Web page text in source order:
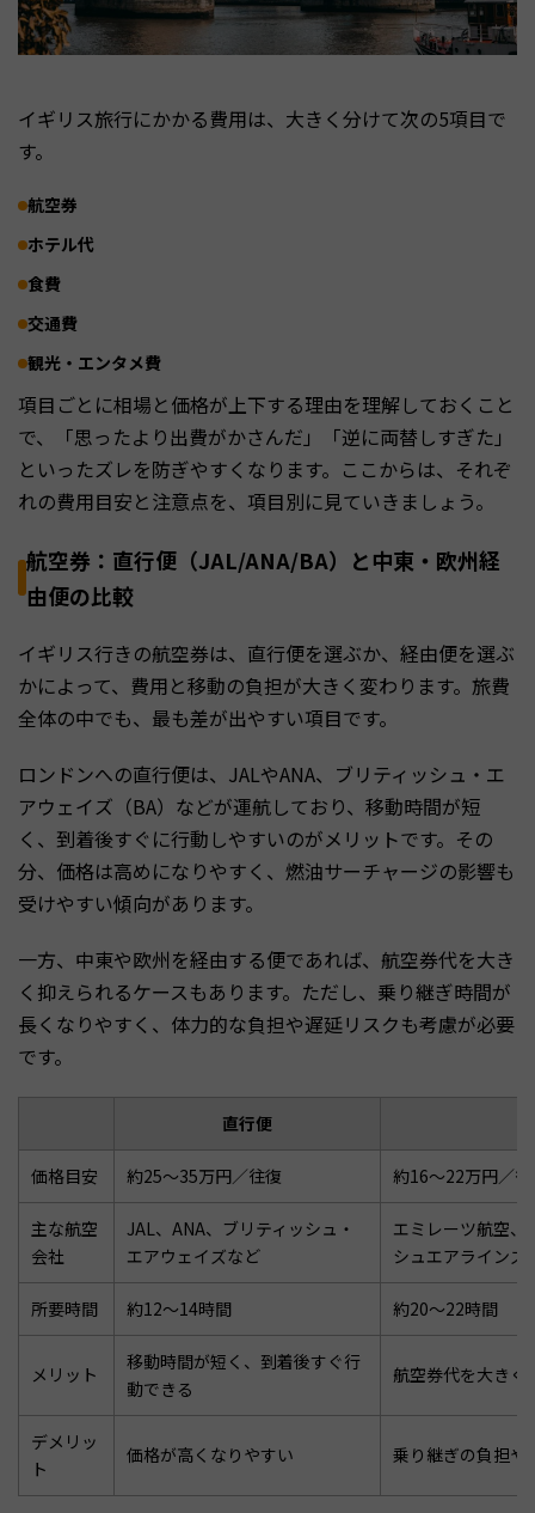
イギリス旅行にかかる費用は、大きく分けて次の5項目で
す。
航空券
ホテル代
食費
交通費
観光・エンタメ費
項目ごとに相場と価格が上下する理由を理解しておくこと
で、「思ったより出費がかさんだ」「逆に両替しすぎた」
といったズレを防ぎやすくなります。ここからは、それぞ
れの費用目安と注意点を、項目別に見ていきましょう。
航空券：直行便（JAL/ANA/BA）と中東・欧州経
由便の比較
イギリス行きの航空券は、直行便を選ぶか、経由便を選ぶ
かによって、費用と移動の負担が大きく変わります。旅費
全体の中でも、最も差が出やすい項目です。
ロンドンへの直行便は、JALやANA、ブリティッシュ・エ
アウェイズ（BA）などが運航しており、移動時間が短
く、到着後すぐに行動しやすいのがメリットです。その
分、価格は高めになりやすく、燃油サーチャージの影響も
受けやすい傾向があります。
一方、中東や欧州を経由する便であれば、航空券代を大き
く抑えられるケースもあります。ただし、乗り継ぎ時間が
長くなりやすく、体力的な負担や遅延リスクも考慮が必要
です。
直行便
価格目安 約25〜35万円／往復 約16〜22万円／
主な航空
会社
JAL、ANA、ブリティッシュ・
エアウェイズなど
エミレーツ航空、
シュエアラインズ
所要時間 約12〜14時間 約20〜22時間
メリット
移動時間が短く、到着後すぐ行
動できる
航空券代を大きく
デメリッ
ト
価格が高くなりやすい 乗り継ぎの負担や